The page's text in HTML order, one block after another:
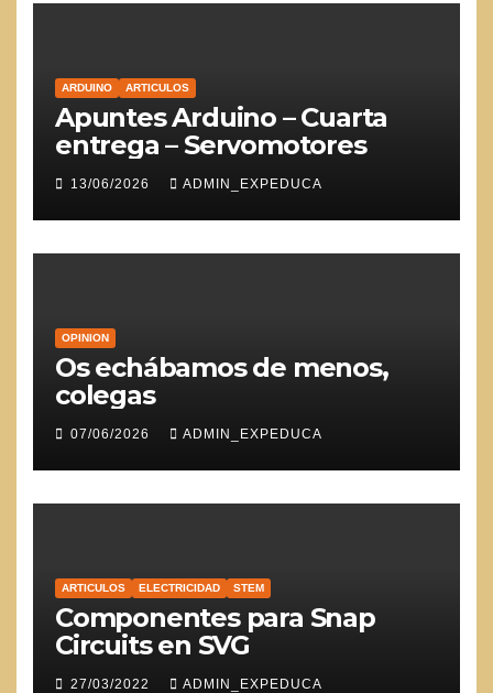
ARDUINO ARTICULOS
Apuntes Arduino – Cuarta
entrega – Servomotores
13/06/2026 ADMIN_EXPEDUCA
OPINION
Os echábamos de menos,
colegas
07/06/2026 ADMIN_EXPEDUCA
ARTICULOS ELECTRICIDAD STEM
Componentes para Snap
Circuits en SVG
27/03/2022 ADMIN_EXPEDUCA